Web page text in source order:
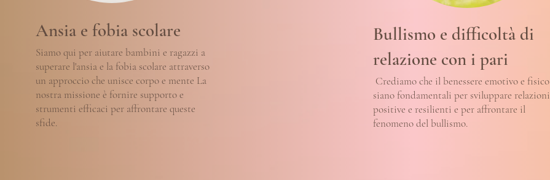
Ansia e fobia scolare
Siamo qui per aiutare bambini e ragazzi a
superare l'ansia e la fobia scolare attraverso
un approccio che unisce corpo e mente La
nostra missione è fornire supporto e
strumenti efficaci per affrontare queste
sfide.
Bullismo e difficoltà di
relazione con i pari
Crediamo che il benessere emotivo e fisico
siano fondamentali per sviluppare relazioni
positive e resilienti e per affrontare il
fenomeno del bullismo.